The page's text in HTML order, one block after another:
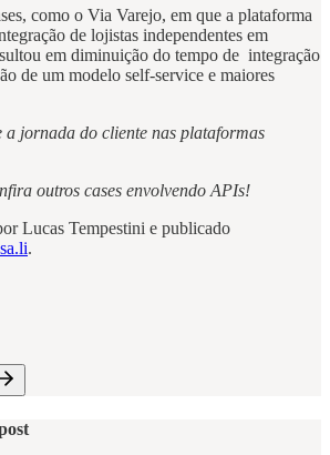
como o Via Varejo, em que a plataforma
de lojistas independentes em
em diminuição do tempo de integração
de um modelo self-service e maiores
a jornada do cliente nas plataformas
outros cases envolvendo APIs!
Lucas Tempestini e publicado
.